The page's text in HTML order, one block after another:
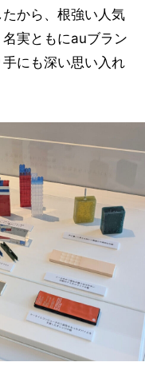
から、根強い人気
実ともにauブラン
にも深い思い入れ